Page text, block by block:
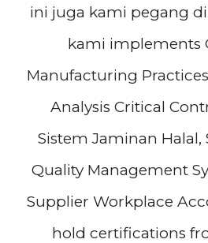
ini juga kami pegang di
kami implements
Manufacturing
Analysis Critical
Sistem Jaminan Halal,
Quality Management
Supplier Workplace
hold certifications